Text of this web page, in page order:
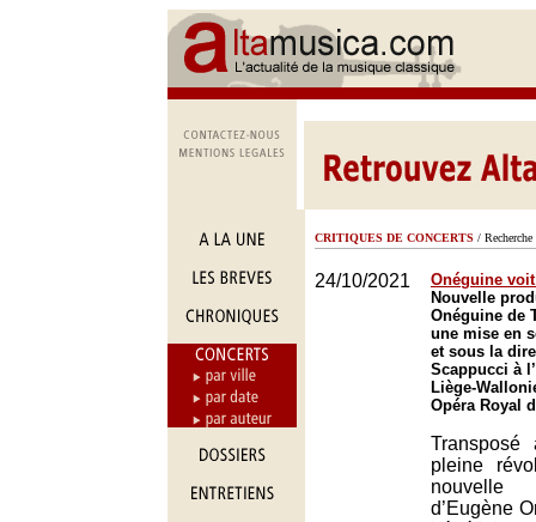
CRITIQUES DE CONCERTS / Recherche
24/10/2021
Onéguine
Nouvelle
Onéguine de
une mise en
et sous la
Scappucci à
Liège-
Opéra Royal
Transposé
pleine
d’Eugène